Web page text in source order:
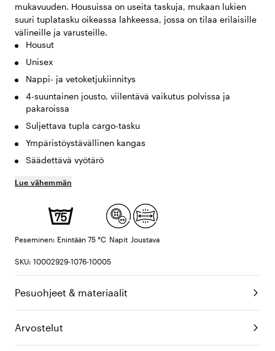
mukavuuden. Housuissa on useita taskuja, mukaan lukien
suuri tuplatasku oikeassa lahkeessa, jossa on tilaa erilaisille
välineille ja varusteille.
Housut
Unisex
Nappi- ja vetoketjukiinnitys
4-suuntainen jousto, viilentävä vaikutus polvissa ja
pakaroissa
Suljettava tupla cargo-tasku
Ympäristöystävällinen kangas
Säädettävä vyötärö
Lue vähemmän
Peseminen: Enintään 75 °C Napit Joustava
SKU: 10002929-1076-10005
Pesuohjeet & materiaalit
Arvostelut